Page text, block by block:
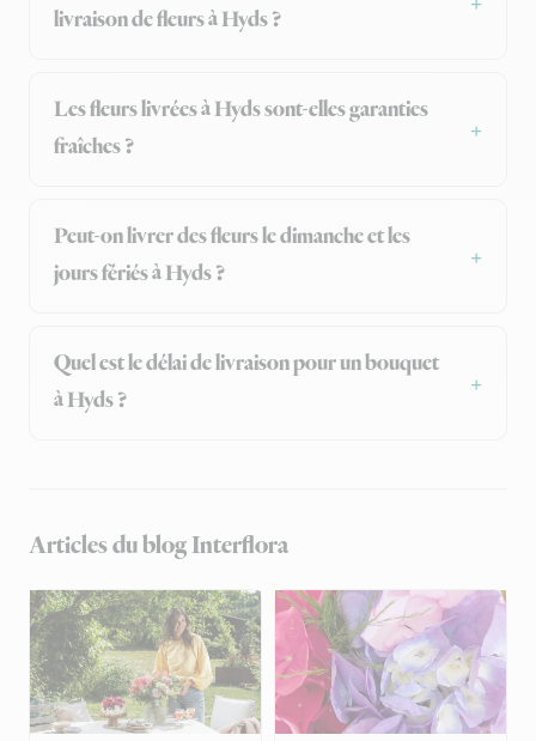
livraison de fleurs à Hyds ?
Les fleurs livrées à Hyds sont-elles garanties
fraîches ?
Peut-on livrer des fleurs le dimanche et les
jours fériés à Hyds ?
Quel est le délai de livraison pour un bouquet
à Hyds ?
Articles du blog Interflora